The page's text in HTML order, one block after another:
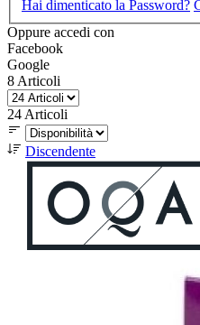
Hai dimenticato la Password?
Oppure accedi con
Facebook
Google
8Articoli
24Articoli
Discendente